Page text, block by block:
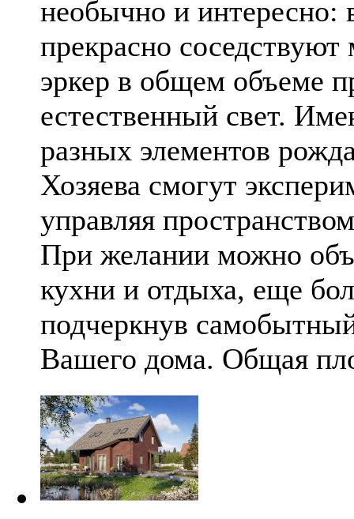
необычно и интересно:
прекрасно соседствуют
эркер в общем объеме
естественный свет.
разных элементов
Хозяева смогут
управляя
При желании можно
кухни и отдыха, еще
подчеркнув
Вашего дома. Общая